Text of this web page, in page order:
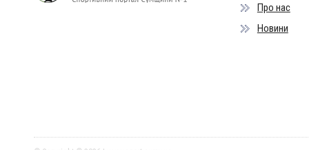
Про нас
Новини